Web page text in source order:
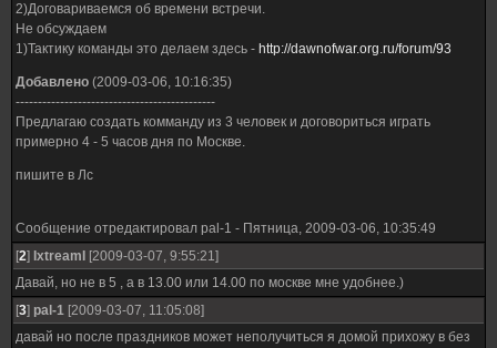
2)Договариваемся об времени встречи.
Не обсуждаем
1)Тактику команды это делаем здесь - http://dawnofwar.org.ru/forum/93
Добавлено (2009-03-06, 10:16:35)
---------------------------------------------
Предлагаю создать комманду из 3 человек и договориться играть
примерно 4 - 5 часов дня по Москве.
пишите в Лс
Сообщение отредактировал pal-1 - Пятница, 2009-03-06, 10:35:49
[2] IxtreamI
[2009-03-07, 9:55:21]
Давай, но не в 5 , а в 13.00 или 14.00 по москве мне удобнее.)
[3] pal-1 [2009-03-07, 11:05:08]
давай но после праздников может неполучиться я домой прихожу в без